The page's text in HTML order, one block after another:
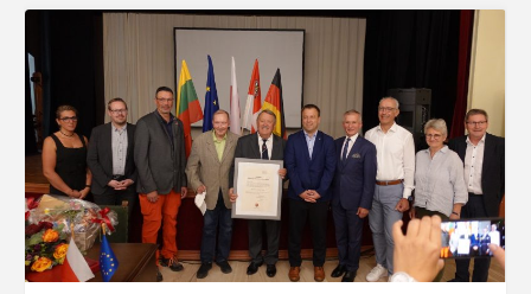
Jugendliche
auf
einen
Ausflug
–
Auf